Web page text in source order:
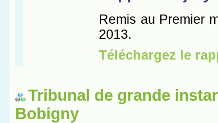
Tribunal de grande
Bobigny